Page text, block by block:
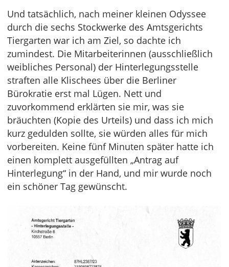
Und tatsächlich, nach meiner kleinen Odyssee
durch die sechs Stockwerke des Amtsgerichts
Tiergarten war ich am Ziel, so dachte ich
zumindest. Die Mitarbeiterinnen (ausschließlich
weibliches Personal) der Hinterlegungsstelle
straften alle Klischees über die Berliner
Bürokratie erst mal Lügen. Nett und
zuvorkommend erklärten sie mir, was sie
bräuchten (Kopie des Urteils) und dass ich mich
kurz gedulden sollte, sie würden alles für mich
vorbereiten. Keine fünf Minuten später hatte ich
einen komplett ausgefüllten „Antrag auf
Hinterlegung“ in der Hand, und mir wurde noch
ein schöner Tag gewünscht.